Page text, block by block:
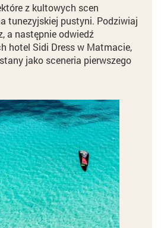
z kultowych scen
tunezyjskiej pustyni. Podziwiaj
a następnie odwiedź
hotel Sidi Dress w Matmacie,
jako sceneria pierwszego